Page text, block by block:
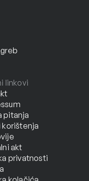
linkovi
pitanja
korištenja
akt
privatnosti